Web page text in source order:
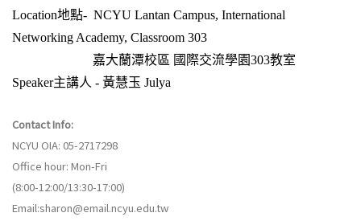
Location地點- NCYU Lantan Campus, International
Networking Academy, Classroom 303
嘉大蘭潭校區 國際交流學園303教室
Speaker主講人 - 黃慧玉 Julya
Contact Info:
NCYU OIA: 05-2717298
Office hour: Mon-Fri
(8:00-12:00/13:30-17:00)
Email:sharon@email.ncyu.edu.tw